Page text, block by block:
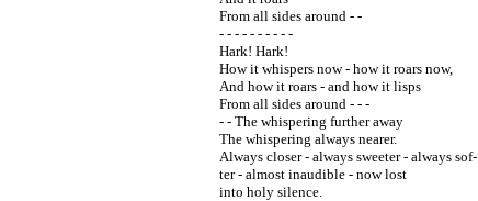
From all sides around - -
- - - - - - - - - -
Hark! Hark!
How it whispers now - how it roars now,
And how it roars - and how it lisps
From all sides around - - -
- - The whispering further away
The whispering always nearer.
Always closer - always sweeter - always sof-
ter - almost inaudible - now lost
into holy silence.